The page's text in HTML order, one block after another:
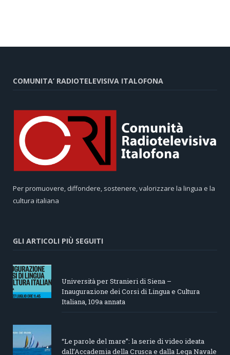
COMUNITA’ RADIOTELEVISIVA ITALOFONA
Per promuovere, diffondere, sostenere, valorizzare la lingua e la
cultura italiana
GLI ARTICOLI PIÙ SEGUITI
Università per Stranieri di Siena –
Inaugurazione dei Corsi di Lingua e Cultura
Italiana, 109a annata
“Le parole del mare”: la serie di video ideata
dall’Accademia della Crusca e dalla Lega Navale